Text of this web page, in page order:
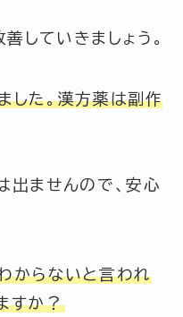
していきましょう。
した。漢方薬は副作
ませんので、安心
からないと言われ
すか？